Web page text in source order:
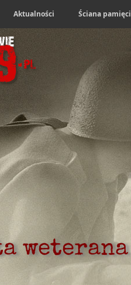
Aktualności Ściana pamięci
weterana